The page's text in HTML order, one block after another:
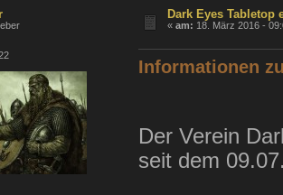
Dark Eyes Tabletop
«am: 18. März 2016 -
Informationen
Der Verein
seit dem